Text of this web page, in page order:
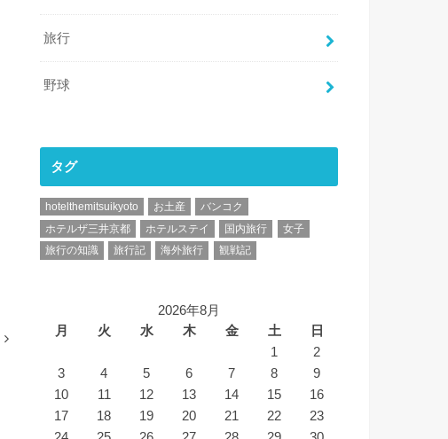
旅行
野球
タグ
hotelthemitsuikyoto お土産
バンコク
ホテルザ三井京都
ホテルステイ 国内旅行
女子
旅行の知識
旅行記 海外旅行 観戦記
2026年8月
月
火 水 木 金 土
日
1
2
3
4 5 6 7 8
9
10
11 12 13 14 15
16
17
18 19 20 21 22
23